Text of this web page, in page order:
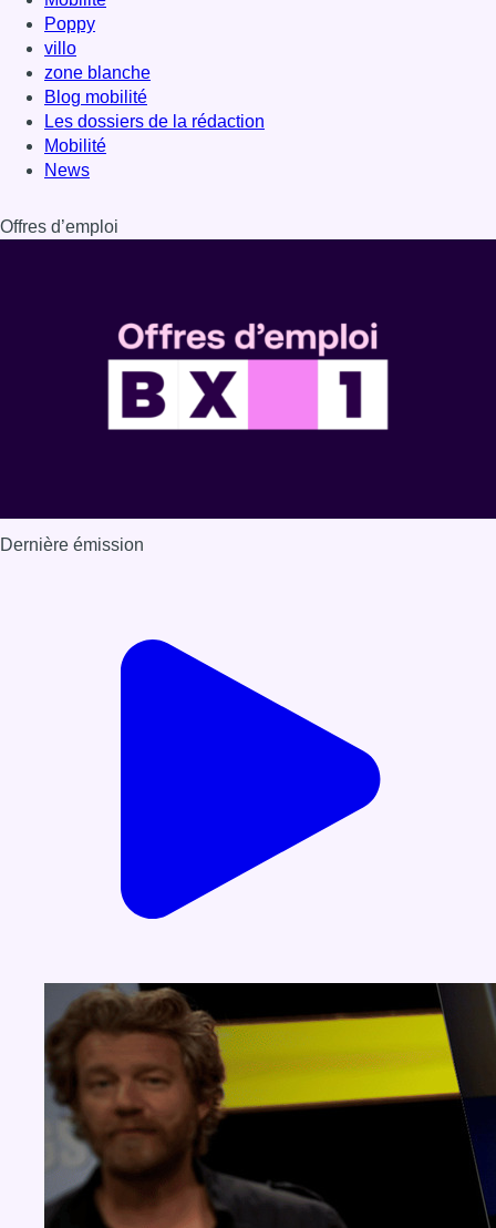
Poppy
villo
zone blanche
Blog mobilité
Les dossiers de la rédaction
Mobilité
News
Offres d’emploi
Dernière émission